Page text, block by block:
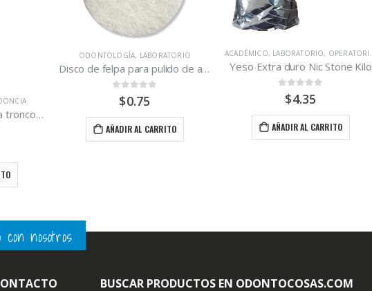
Piedra montada rosada tronco-cónica
ODONTOLOGÍA, LABORATORIO
Disco de felpa para pulido de acrílico
out of 5
$0.75
AÑADIR AL CARRITO
ACADÉMICO, LABORATORIO, OPERATORIA DENTAL
Yeso Extra duro Nic Stone Kilo
out of 5
$4.35
AÑADIR AL CARRITO
nosotros
BUSCAR PRODUCTOS EN ODONTOCOSAS.COM